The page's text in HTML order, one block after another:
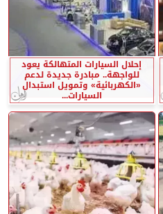
إحلال السيارات المتهالكة يعود
للواجهة.. مبادرة جديدة لدعم
«الكهربائية» وتمويل استبدال
السيارات...